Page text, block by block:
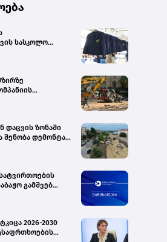
სასკოლო
ნიადაგის
ბავშვი
დაცვის ზონაში
დემონტაჟს
გამშვებ
2026-2030